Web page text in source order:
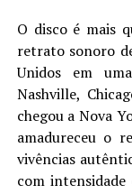
O disco é mais
retrato sonoro
Unidos em
Nashville,
chegou a Nova
amadureceu o
vivências
com intensidade